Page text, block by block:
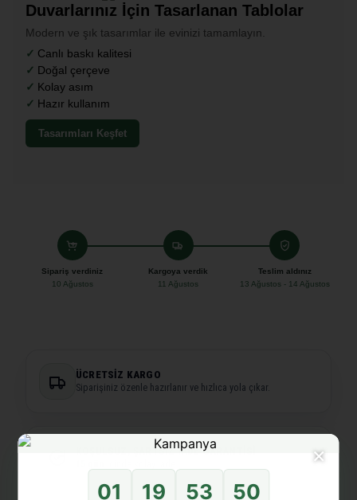
Duvarlarınız İçin Tasarlanan Tablolar
Modern ve şık tasarımlar ile evinizi tamamlayın.
Canlı baskı kalitesi
Doğal çerçeve
Kolay asım
Hazır kullanım
Tasarımları Keşfet
Sipariş verdiniz
10 Ağustos
Kargoya verdik
11 Ağustos
Teslim aldınız
13 Ağustos - 14 Ağustos
ÜCRETSIZ KARGO
Siparişiniz özenle hazırlanır ve hızlıca yola çıkar.
KOŞULSUZ, ŞARTSIZ İADE GARANTISI
×
01 19 53 50